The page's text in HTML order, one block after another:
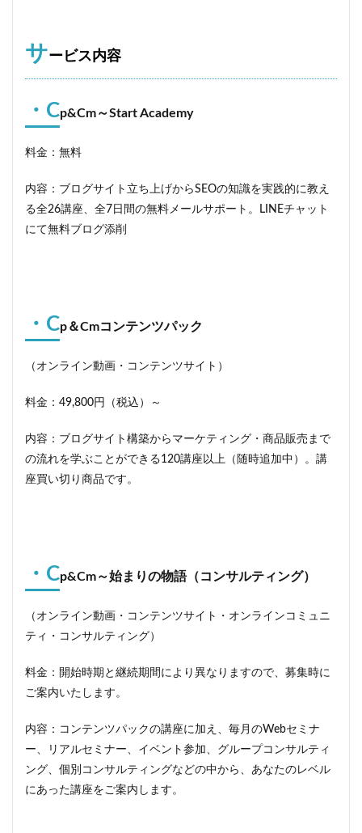
サービス内容
・Cp&Cm～Start Academy
料金：無料
内容：ブログサイト立ち上げからSEOの知識を実践的に教え
る全26講座、全7日間の無料メールサポート。LINEチャット
にて無料ブログ添削
・Cp＆Cmコンテンツパック
（オンライン動画・コンテンツサイト）
料金：49,800円（税込）～
内容：ブログサイト構築からマーケティング・商品販売まで
の流れを学ぶことができる120講座以上（随時追加中）。講
座買い切り商品です。
・Cp&Cm～始まりの物語（コンサルティング）
（オンライン動画・コンテンツサイト・オンラインコミュニ
ティ・コンサルティング）
料金：開始時期と継続期間により異なりますので、募集時に
ご案内いたします。
内容：コンテンツパックの講座に加え、毎月のWebセミナ
ー、リアルセミナー、イベント参加、グループコンサルティ
ング、個別コンサルティングなどの中から、あなたのレベル
にあった講座をご案内します。